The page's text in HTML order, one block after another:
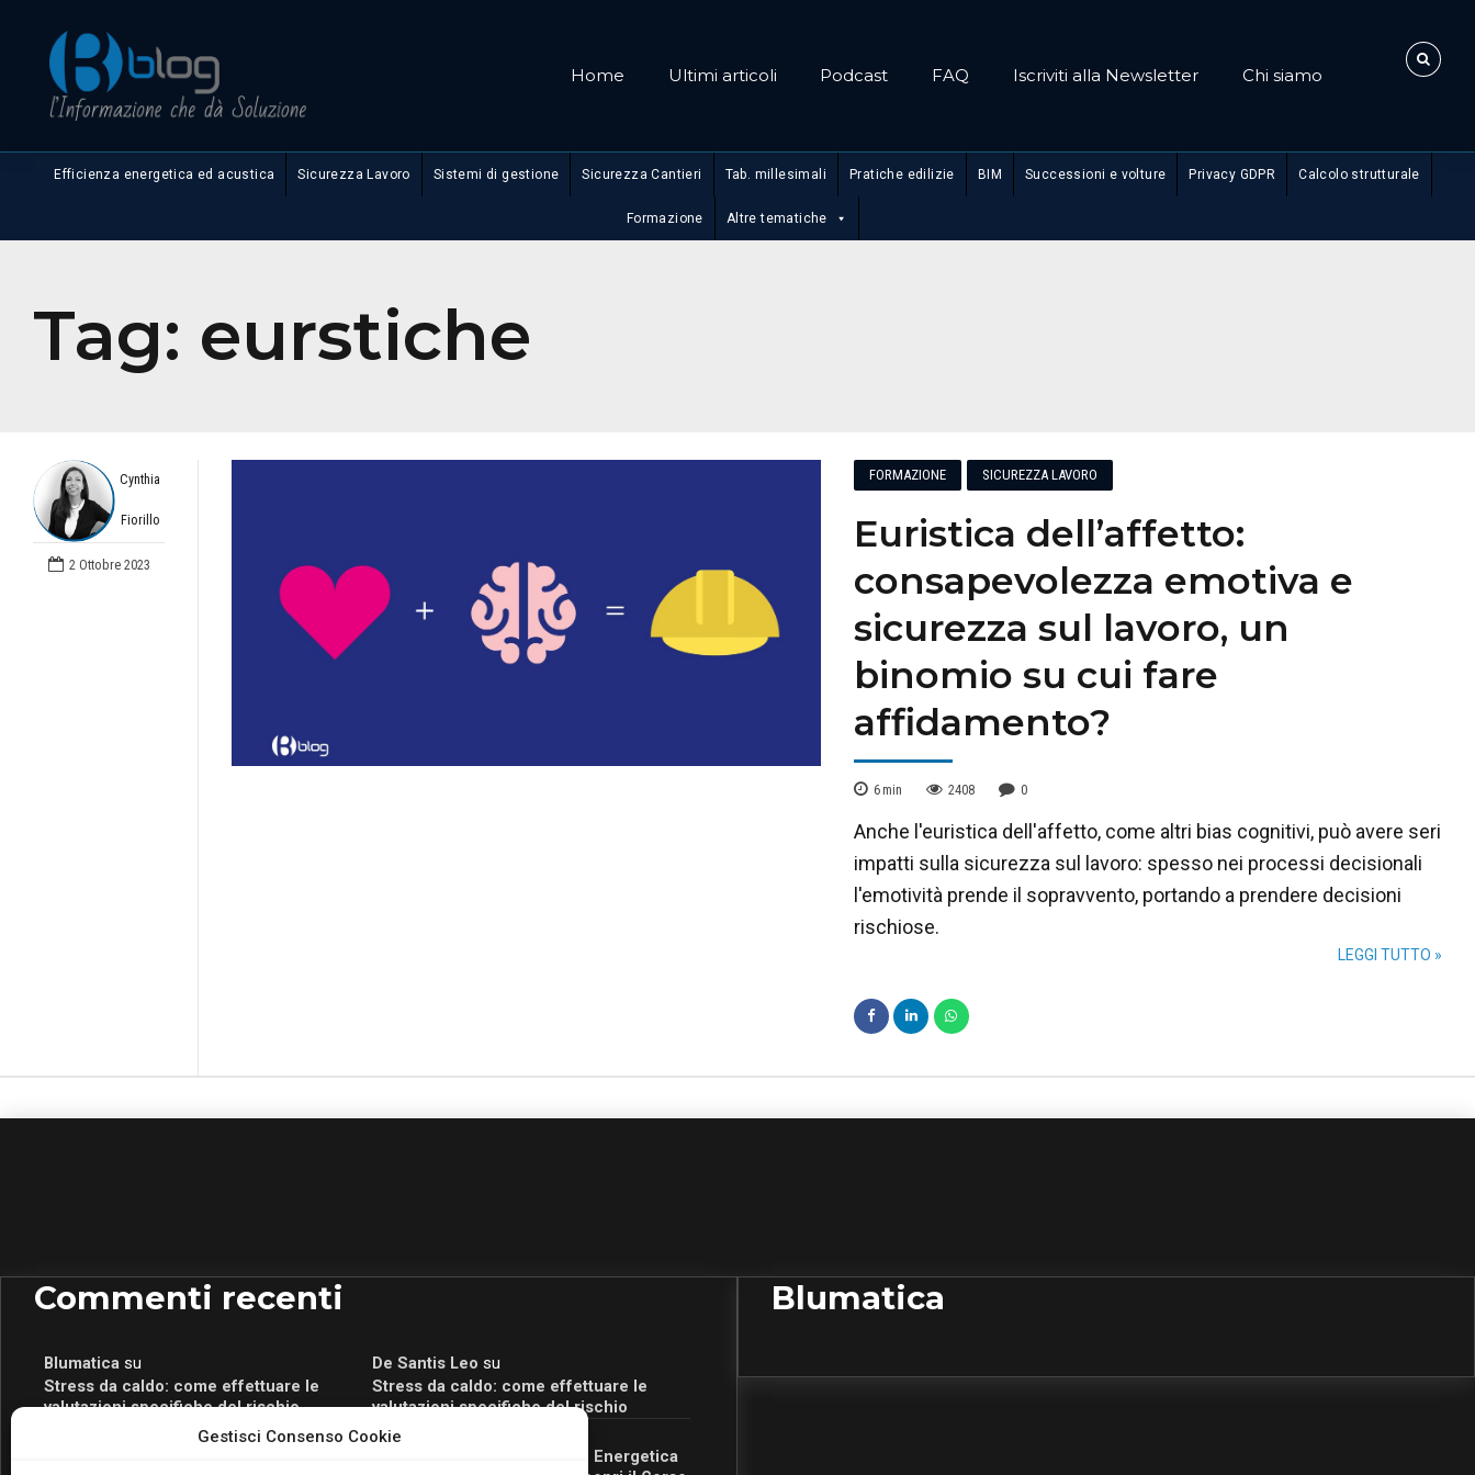
Gestisci Consenso Cookie
Home Ultimi articoli Podcast FAQ Iscriviti alla Newsletter Chi siamo
Efficienza energetica ed acustica Sicurezza Lavoro Sistemi di gestione Sicurezza Cantieri Tab. millesimali Pratiche edilizie BIM Successioni e volture Privacy GDPR Calcolo strutturale
Formazione Altre tematiche
Tag: eurstiche
Cynthia
Fiorillo
2 Ottobre 2023
FORMAZIONE SICUREZZA LAVORO
Euristica dell’affetto:
consapevolezza emotiva e
sicurezza sul lavoro, un
binomio su cui fare
affidamento?
6 min 2408 0
Anche l'euristica dell'affetto, come altri bias cognitivi, può avere seri
impatti sulla sicurezza sul lavoro: spesso nei processi decisionali
l'emotività prende il sopravvento, portando a prendere decisioni
rischiose.
LEGGI TUTTO »
Commenti recenti
Blumaticasu
Stress da caldo: come effettuare le
valutazioni specifiche del rischio
De Santis Leo su
Stress da caldo: come effettuare le
valutazioni specifiche del rischio
Romeo Myrtaj
Portale per la Certificazione Energetica
Blumatica